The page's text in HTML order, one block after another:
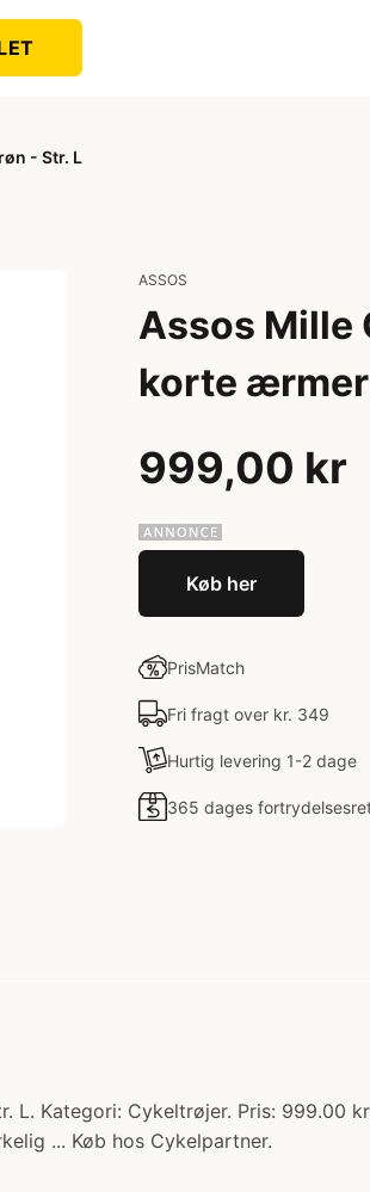
- Str. L
ASSOS
Assos Mille
korte
999,00 kr
Køb her
PrisMatch
Fri fragt over kr. 349
Hurtig levering 1-2 dage
365 dages
Kategori: Cykeltrøjer. Pris: 999.00
... Køb hos Cykelpartner.